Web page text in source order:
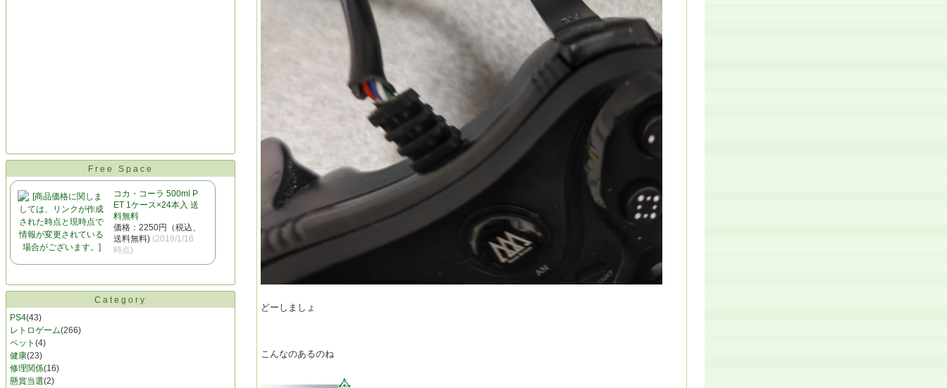
Free Space
コカ・コーラ 500ml P
ET 1ケース×24本入 送
料無料
価格：2250円（税込、
送料無料) (2019/1/16
時点)
Category
PS4(43)
レトロゲーム(266)
ペット (4)
健康(23)
修理関係(16)
懸賞当選(2)
どーしましょ
こんなのあるのね